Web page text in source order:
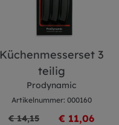
Küchenmesserset 3
teilig
Prodynamic
Artikelnummer: 000160
€ 14,15 € 11,06